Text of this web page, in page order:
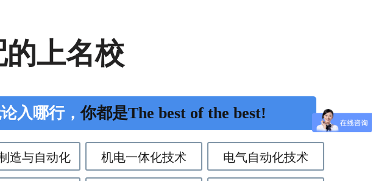
上名校
入哪行，你都是The best of the best!
造与自动化 机电一体化技术 电气自动化技术